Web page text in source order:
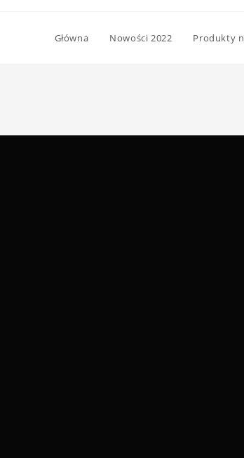
Główna Nowości 2022 Produkty